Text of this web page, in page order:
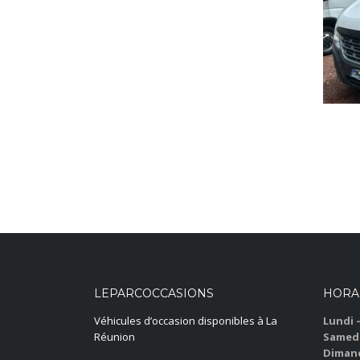
LEPARCOCCASIONS
Véhicules d’occasion disponibles à La
Réunion
Lundi